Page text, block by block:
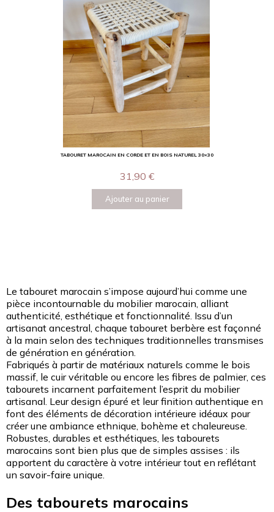
TABOURET MAROCAIN EN CORDE ET EN BOIS NATUREL 30×30
31,90 €
Ajouter au panier
Le tabouret marocain s’impose aujourd’hui comme une
pièce incontournable du mobilier marocain, alliant
authenticité, esthétique et fonctionnalité. Issu d’un
artisanat ancestral, chaque tabouret berbère est façonné
à la main selon des techniques traditionnelles transmises
de génération en génération.
Fabriqués à partir de matériaux naturels comme le bois
massif, le cuir véritable ou encore les fibres de palmier, ces
tabourets incarnent parfaitement l’esprit du mobilier
artisanal. Leur design épuré et leur finition authentique en
font des éléments de décoration intérieure idéaux pour
créer une ambiance ethnique, bohème et chaleureuse.
Robustes, durables et esthétiques, les tabourets
marocains sont bien plus que de simples assises : ils
apportent du caractère à votre intérieur tout en reflétant
un savoir-faire unique.
Des tabourets marocains